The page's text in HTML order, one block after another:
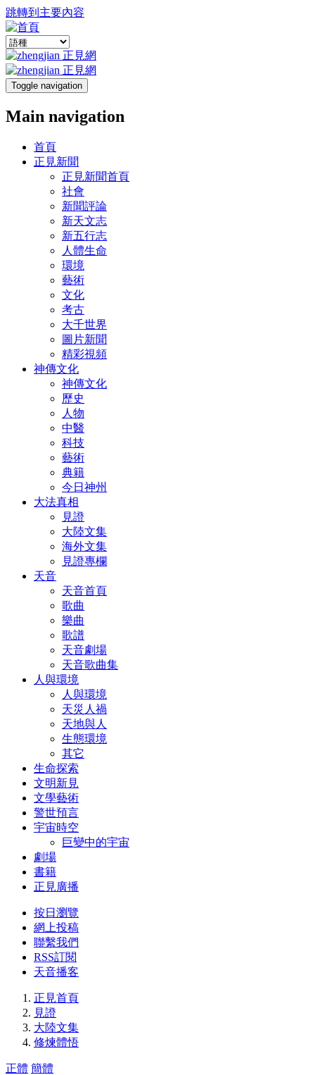
跳轉到主要內容
Toggle navigation
Main navigation
首頁
正見新聞
正見新聞首頁
社會
新聞評論
新天文志
新五行志
人體生命
環境
藝術
文化
考古
大千世界
圖片新聞
精彩視頻
神傳文化
神傳文化
歷史
人物
中醫
科技
藝術
典籍
今日神州
大法真相
見證
大陸文集
海外文集
見證專欄
天音
天音首頁
歌曲
樂曲
歌譜
天音劇場
天音歌曲集
人與環境
人與環境
天災人禍
天地與人
生態環境
其它
生命探索
文明新見
文學藝術
警世預言
宇宙時空
巨變中的宇宙
劇場
書籍
正見廣播
按日瀏覽
網上投稿
聯繫我們
RSS訂閱
天音播客
正見首頁
見證
大陸文集
修煉體悟
正體 簡體